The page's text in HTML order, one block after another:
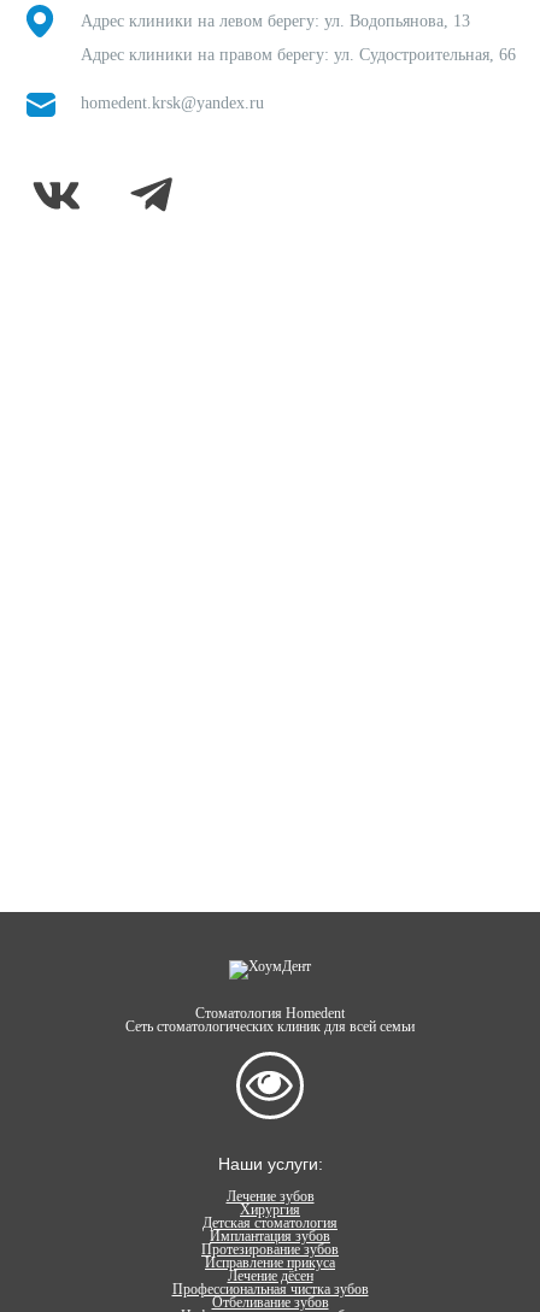
Адрес клиники на левом берегу: ул. Водопьянова, 13
Адрес клиники на правом берегу: ул. Судостроительная, 66
homedent.krsk@yandex.ru
Стоматология Homedent
Сеть стоматологических клиник для всей семьи
Наши услуги:
Лечение зубов
Хирургия
Детская стоматология
Имплантация зубов
Протезирование зубов
Исправление прикуса
Лечение дёсен
Профессиональная чистка зубов
Отбеливание зубов